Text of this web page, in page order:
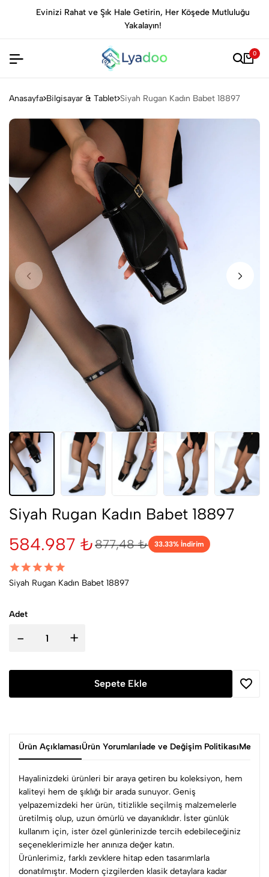
Evinizi Rahat ve Şık Hale Getirin, Her Köşede Mutluluğu
Yakalayın!
0
Anasayfa Bilgisayar & Tablet Siyah Rugan Kadın Babet 18897
Siyah Rugan Kadın Babet 18897
584.987 ₺877,48 ₺ 33.33% İndirim
Siyah Rugan Kadın Babet 18897
Adet
- +
Sepete Ekle
Ürün AçıklamasıÜrün Yorumlarıİade ve Değişim Politikası
Hayalinizdeki ürünleri bir araya getiren bu koleksiyon, hem
kaliteyi hem de şıklığı bir arada sunuyor. Geniş
yelpazemizdeki her ürün, titizlikle seçilmiş malzemelerle
üretilmiş olup, uzun ömürlü ve dayanıklıdır. İster günlük
kullanım için, ister özel günlerinizde tercih edebileceğiniz
seçeneklerimizle her anınıza değer katın.
Ürünlerimiz, farklı zevklere hitap eden tasarımlarla
donatılmıştır. Modern çizgilerden klasik detaylara kadar